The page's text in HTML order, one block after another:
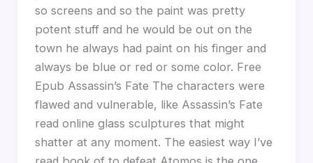
so screens and so the paint was pretty
potent stuff and he would be out on the
town he always had paint on his finger and
always be blue or red or some color. Free
Epub Assassin’s Fate The characters were
flawed and vulnerable, like Assassin’s Fate
read online glass sculptures that might
shatter at any moment. The easiest way I’ve